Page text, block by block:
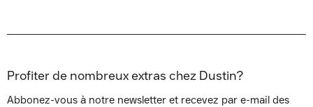
Profiter de nombreux extras chez Dustin?
Abbonez-vous à notre newsletter et recevez par e-mail des